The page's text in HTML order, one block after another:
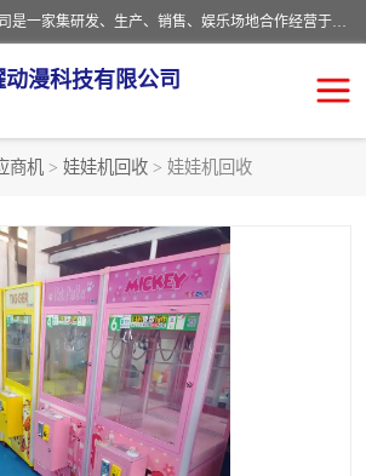
广州华耀动漫科技有限公司是一家集研发、生产、销售、娱乐场地合作经营于一体的动漫游戏公司。本公司拥有一支年轻化集研发生产到售后服务的队伍，及时地为客户提供、赚钱的产品。本公司以雄厚的实力、合理的价格、优良的服务与多家企业建立了长期的合作关系。热诚欢迎各界前来参观、考察、洽谈业务。目前公司经营的产品有：各种捕渔游戏机系列，大型模拟机系列、轮盘机系列、连线机系列、框体机系列、玛莉机系列等。
漫科技有限公司
商机 > 娃娃机回收 > 娃娃机回收
电玩城回收
儿童机回收
*机回收